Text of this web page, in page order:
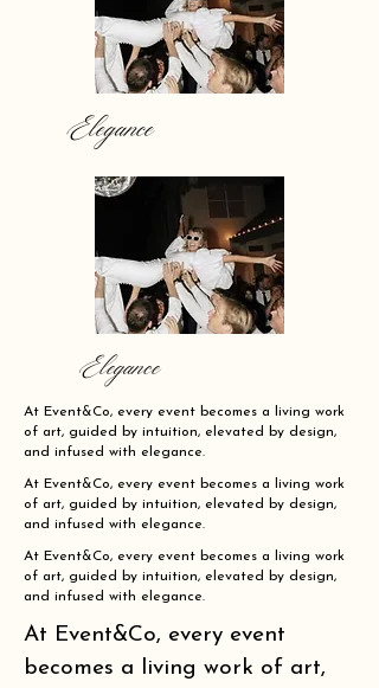
Elegance
Elegance
At Event&Co, every event becomes a living work
of art, guided by intuition, elevated by design,
and infused with elegance.
At Event&Co, every event becomes a living work
of art, guided by intuition, elevated by design,
and infused with elegance.
At Event&Co, every event becomes a living work
of art, guided by intuition, elevated by design,
and infused with elegance.
At Event&Co, every event
becomes a living work of art,